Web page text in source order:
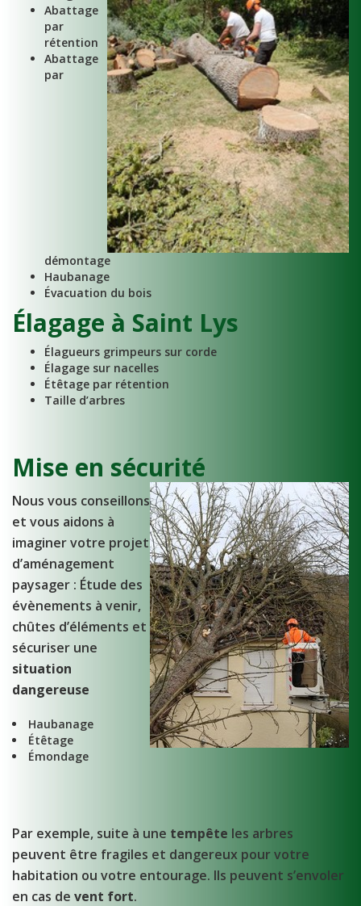
Abattage
par
rétention
Abattage
par
démontage
Haubanage
Évacuation du bois
Élagage à Saint Lys
Élagueurs grimpeurs sur corde
Élagage sur nacelles
Étêtage par rétention
Taille d’arbres
Mise en sécurité
Nous vous conseillons
et vous aidons à
imaginer votre projet
d’aménagement
paysager : Étude des
évènements à venir,
chûtes d’éléments et
sécuriser une
situation
dangereuse
Haubanage
Étêtage
Émondage
Par exemple, suite à une tempête les arbres
peuvent être fragiles et dangereux pour votre
habitation ou votre entourage. Ils peuvent s’envoler
en cas de vent fort.